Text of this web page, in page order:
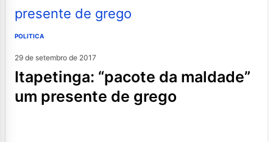
POLITICA
29 de setembro de 2017
itapetinga: “pacote da maldade”
um presente de grego